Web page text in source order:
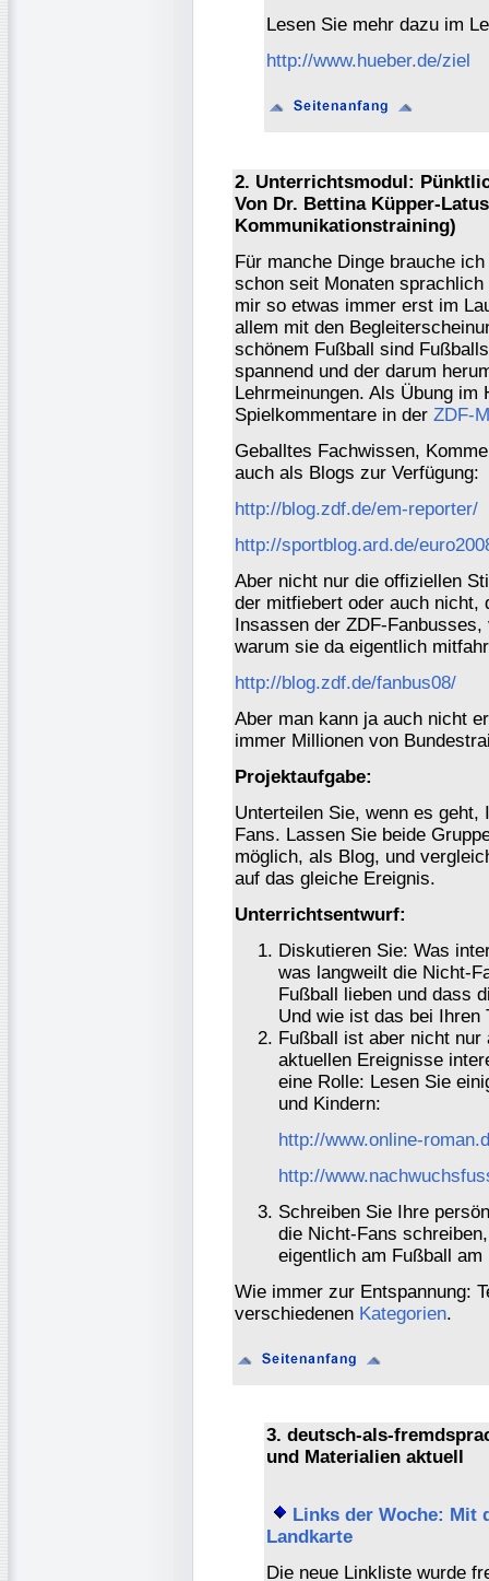
Lesen Sie mehr dazu im
http://www.hueber.de/ziel
2. Unterrichtsmodul:
Von Dr. Bettina Küpper-
Kommunikationstraining)
Für manche Dinge brauche
schon seit Monaten
mir so etwas immer erst im
allem mit den
schönem Fußball sind
spannend und der darum
Lehrmeinungen. Als Übung
Spielkommentare in der ZDF-
Geballtes Fachwissen,
auch als Blogs zur Verfügung:
http://blog.zdf.de/em-reporter/
http://sportblog.ard.de/
Aber nicht nur die offiziellen
der mitfiebert oder auch nicht,
Insassen der ZDF-
warum sie da eigentlich
http://blog.zdf.de/fanbus08/
Aber man kann ja auch nicht
immer Millionen von
Projektaufgabe:
Unterteilen Sie, wenn es geht,
Fans. Lassen Sie beide
möglich, als Blog, und
auf das gleiche Ereignis.
Unterrichtsentwurf:
Diskutieren Sie: Was
was langweilt die Nicht-
Fußball lieben und dass
Und wie ist das bei Ihren
Fußball ist aber nicht
aktuellen Ereignisse
eine Rolle: Lesen Sie
und Kindern:
http://www.online-
http://
Schreiben Sie Ihre
die Nicht-Fans
eigentlich am Fußball
Wie immer zur Entspannung:
verschiedenen Kategorien.
3. deutsch-als-
und Materialien aktuell
Links der Woche: Mit
Landkarte
Die neue Linkliste wurde